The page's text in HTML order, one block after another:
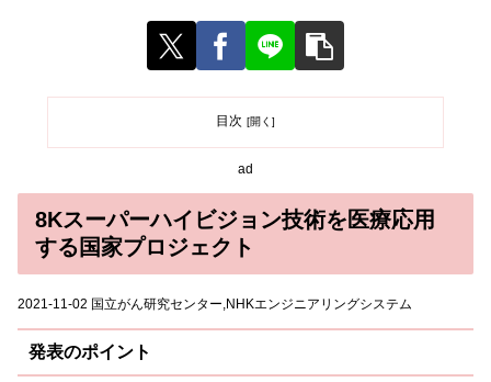
目次
ad
8Kスーパーハイビジョン技術を医療応用
する国家プロジェクト
2021-11-02 国立がん研究センター,NHKエンジニアリングシステム
発表のポイント